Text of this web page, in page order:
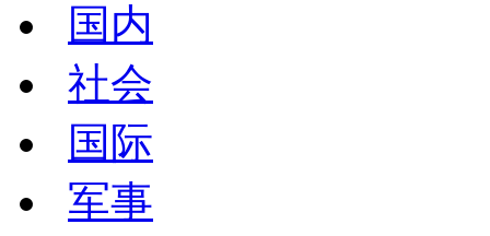
国内
社会
国际
军事